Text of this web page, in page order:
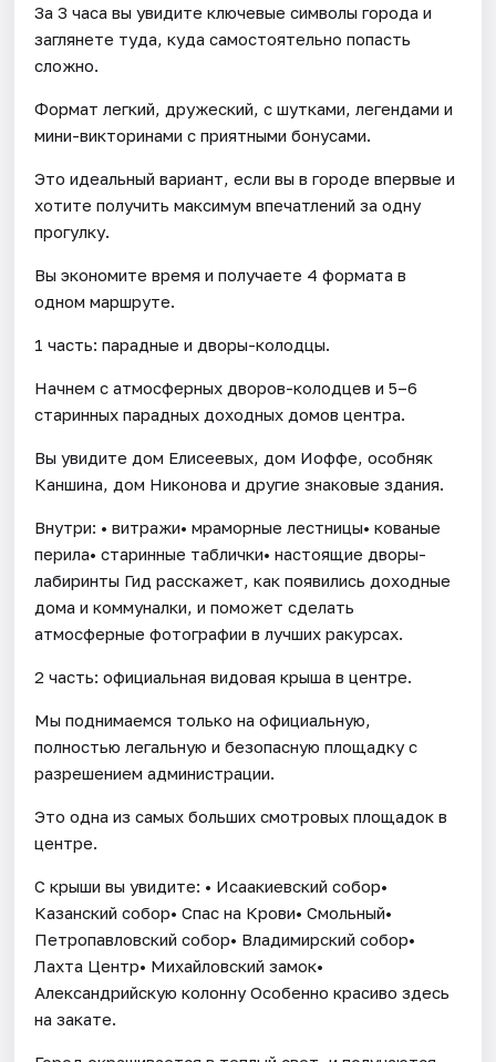
За 3 часа вы увидите ключевые символы города и
заглянете туда, куда самостоятельно попасть
сложно.
Формат легкий, дружеский, с шутками, легендами и
мини-викторинами с приятными бонусами.
Это идеальный вариант, если вы в городе впервые и
хотите получить максимум впечатлений за одну
прогулку.
Вы экономите время и получаете 4 формата в
одном маршруте.
1 часть: парадные и дворы-колодцы.
Начнем с атмосферных дворов-колодцев и 5–6
старинных парадных доходных домов центра.
Вы увидите дом Елисеевых, дом Иоффе, особняк
Каншина, дом Никонова и другие знаковые здания.
Внутри: • витражи• мраморные лестницы• кованые
перила• старинные таблички• настоящие дворы-
лабиринты Гид расскажет, как появились доходные
дома и коммуналки, и поможет сделать
атмосферные фотографии в лучших ракурсах.
2 часть: официальная видовая крыша в центре.
Мы поднимаемся только на официальную,
полностью легальную и безопасную площадку с
разрешением администрации.
Это одна из самых больших смотровых площадок в
центре.
С крыши вы увидите: • Исаакиевский собор•
Казанский собор• Спас на Крови• Смольный•
Петропавловский собор• Владимирский собор•
Лахта Центр• Михайловский замок•
Александрийскую колонну Особенно красиво здесь
на закате.